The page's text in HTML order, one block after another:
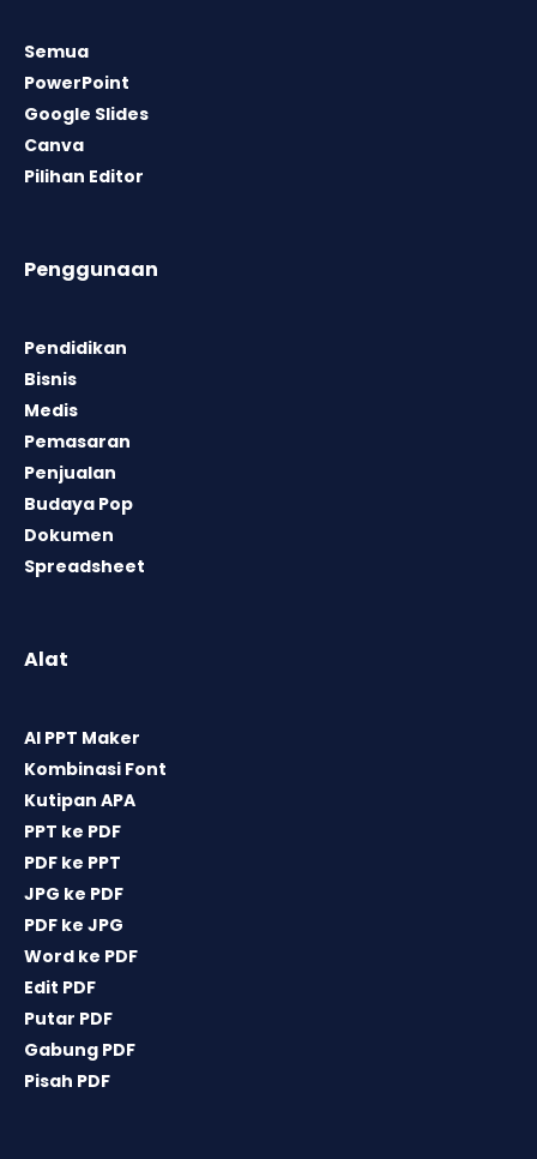
Semua
PowerPoint
Google Slides
Canva
Pilihan Editor
Penggunaan
Pendidikan
Bisnis
Medis
Pemasaran
Penjualan
Budaya Pop
Dokumen
Spreadsheet
Alat
AI PPT Maker
Kombinasi Font
Kutipan APA
PPT ke PDF
PDF ke PPT
JPG ke PDF
PDF ke JPG
Word ke PDF
Edit PDF
Putar PDF
Gabung PDF
Pisah PDF